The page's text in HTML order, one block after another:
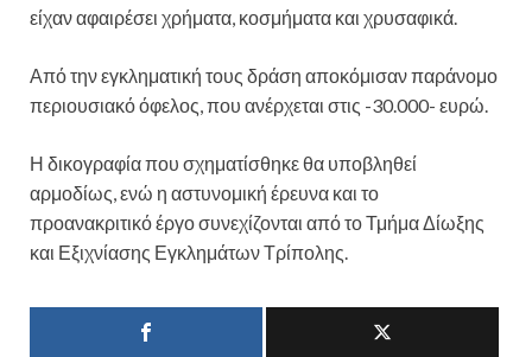
είχαν αφαιρέσει χρήματα, κοσμήματα και χρυσαφικά.
Από την εγκληματική τους δράση αποκόμισαν παράνομο
περιουσιακό όφελος, που ανέρχεται στις -30.000- ευρώ.
Η δικογραφία που σχηματίσθηκε θα υποβληθεί
αρμοδίως, ενώ η αστυνομική έρευνα και το
προανακριτικό έργο συνεχίζονται από το Τμήμα Δίωξης
και Εξιχνίασης Εγκλημάτων Τρίπολης.